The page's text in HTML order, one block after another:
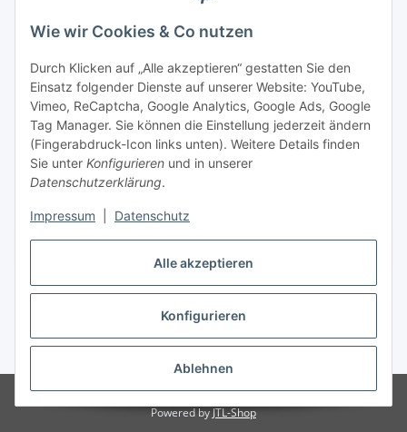
Alle akzeptieren
Konfigurieren
Ablehnen
Wie wir Cookies & Co nutzen
Durch Klicken auf „Alle akzeptieren“ gestatten Sie den
Einsatz folgender Dienste auf unserer Website: YouTube,
Vimeo, ReCaptcha, Google Analytics, Google Ads, Google
Tag Manager. Sie können die Einstellung jederzeit ändern
(Fingerabdruck-Icon links unten). Weitere Details finden
Sie unter Konfigurieren und in unserer
Datenschutzerklärung.
Impressum Datenschutz
Vertrag widerrufen
* Alle Preise inkl. gesetzlicher MwSt., zzgl.Versand
© Stoffhaus Hanke
Powered byJTL-Shop